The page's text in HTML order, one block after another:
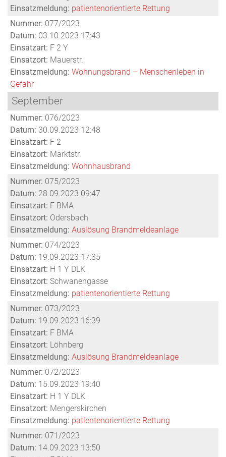
Einsatzmeldung: patientenorientierte Rettung
Nummer: 077/2023
Datum: 03.10.2023 17:43
Einsatzart: F 2 Y
Einsatzort: Mauerstr.
Einsatzmeldung: Wohnungsbrand – Menschenleben in
Gefahr
September
Nummer: 076/2023
Datum: 30.09.2023 12:48
Einsatzart: F 2
Einsatzort: Marktstr.
Einsatzmeldung: Wohnhausbrand
Nummer: 075/2023
Datum: 28.09.2023 09:47
Einsatzart: F BMA
Einsatzort: Odersbach
Einsatzmeldung: Auslösung Brandmeldeanlage
Nummer: 074/2023
Datum: 19.09.2023 17:35
Einsatzart: H 1 Y DLK
Einsatzort: Schwanengasse
Einsatzmeldung: patientenorientierte Rettung
Nummer: 073/2023
Datum: 19.09.2023 16:39
Einsatzart: F BMA
Einsatzort: Löhnberg
Einsatzmeldung: Auslösung Brandmeldeanlage
Nummer: 072/2023
Datum: 15.09.2023 19:40
Einsatzart: H 1 Y DLK
Einsatzort: Mengerskirchen
Einsatzmeldung: patientenorientierte Rettung
Nummer: 071/2023
Datum: 14.09.2023 13:50